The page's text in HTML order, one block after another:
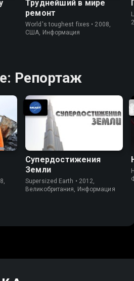
Труднейший в мире
ремонт
World's toughest fixes • 2008,
США, Информация
Репортаж
Супердостижения
Земли
Supersized Earth • 2012,
Великобритания, Информация